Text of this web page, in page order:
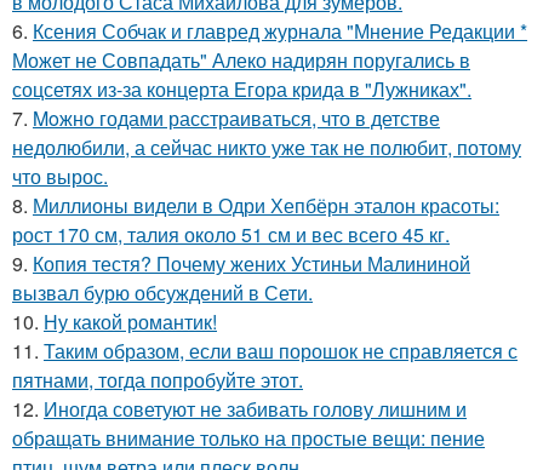
6. Ксения Собчак и главред журнала "Мнение Редакции *
Может не Совпадать" Алеко надирян поругались в
соцсетях из-за концерта Егора крида в "Лужниках".
7. Moжнo годами расстраиваться, что в детстве
недолюбили, а сейчас никто уже так не полюбит, потому
что вырос.
8. Миллионы видели в Одри Хепбёрн эталон красоты:
рост 170 см, талия около 51 см и вес всего 45 кг.
9. Копия тестя? Почему жених Устиньи Малининой
вызвал бурю обсуждений в Сети.
10. Ну какой романтик!
11. Таким образом, если ваш порошок не справляется с
пятнами, тогда попробуйте этот.
12. Иногда советуют не забивать голову лишним и
обращать внимание только на простые вещи: пение